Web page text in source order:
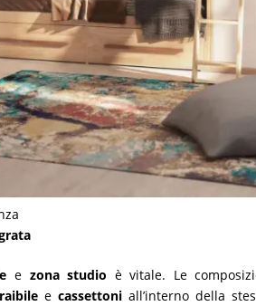
e zona studio è vitale. Le
ecassettoni all’interno della